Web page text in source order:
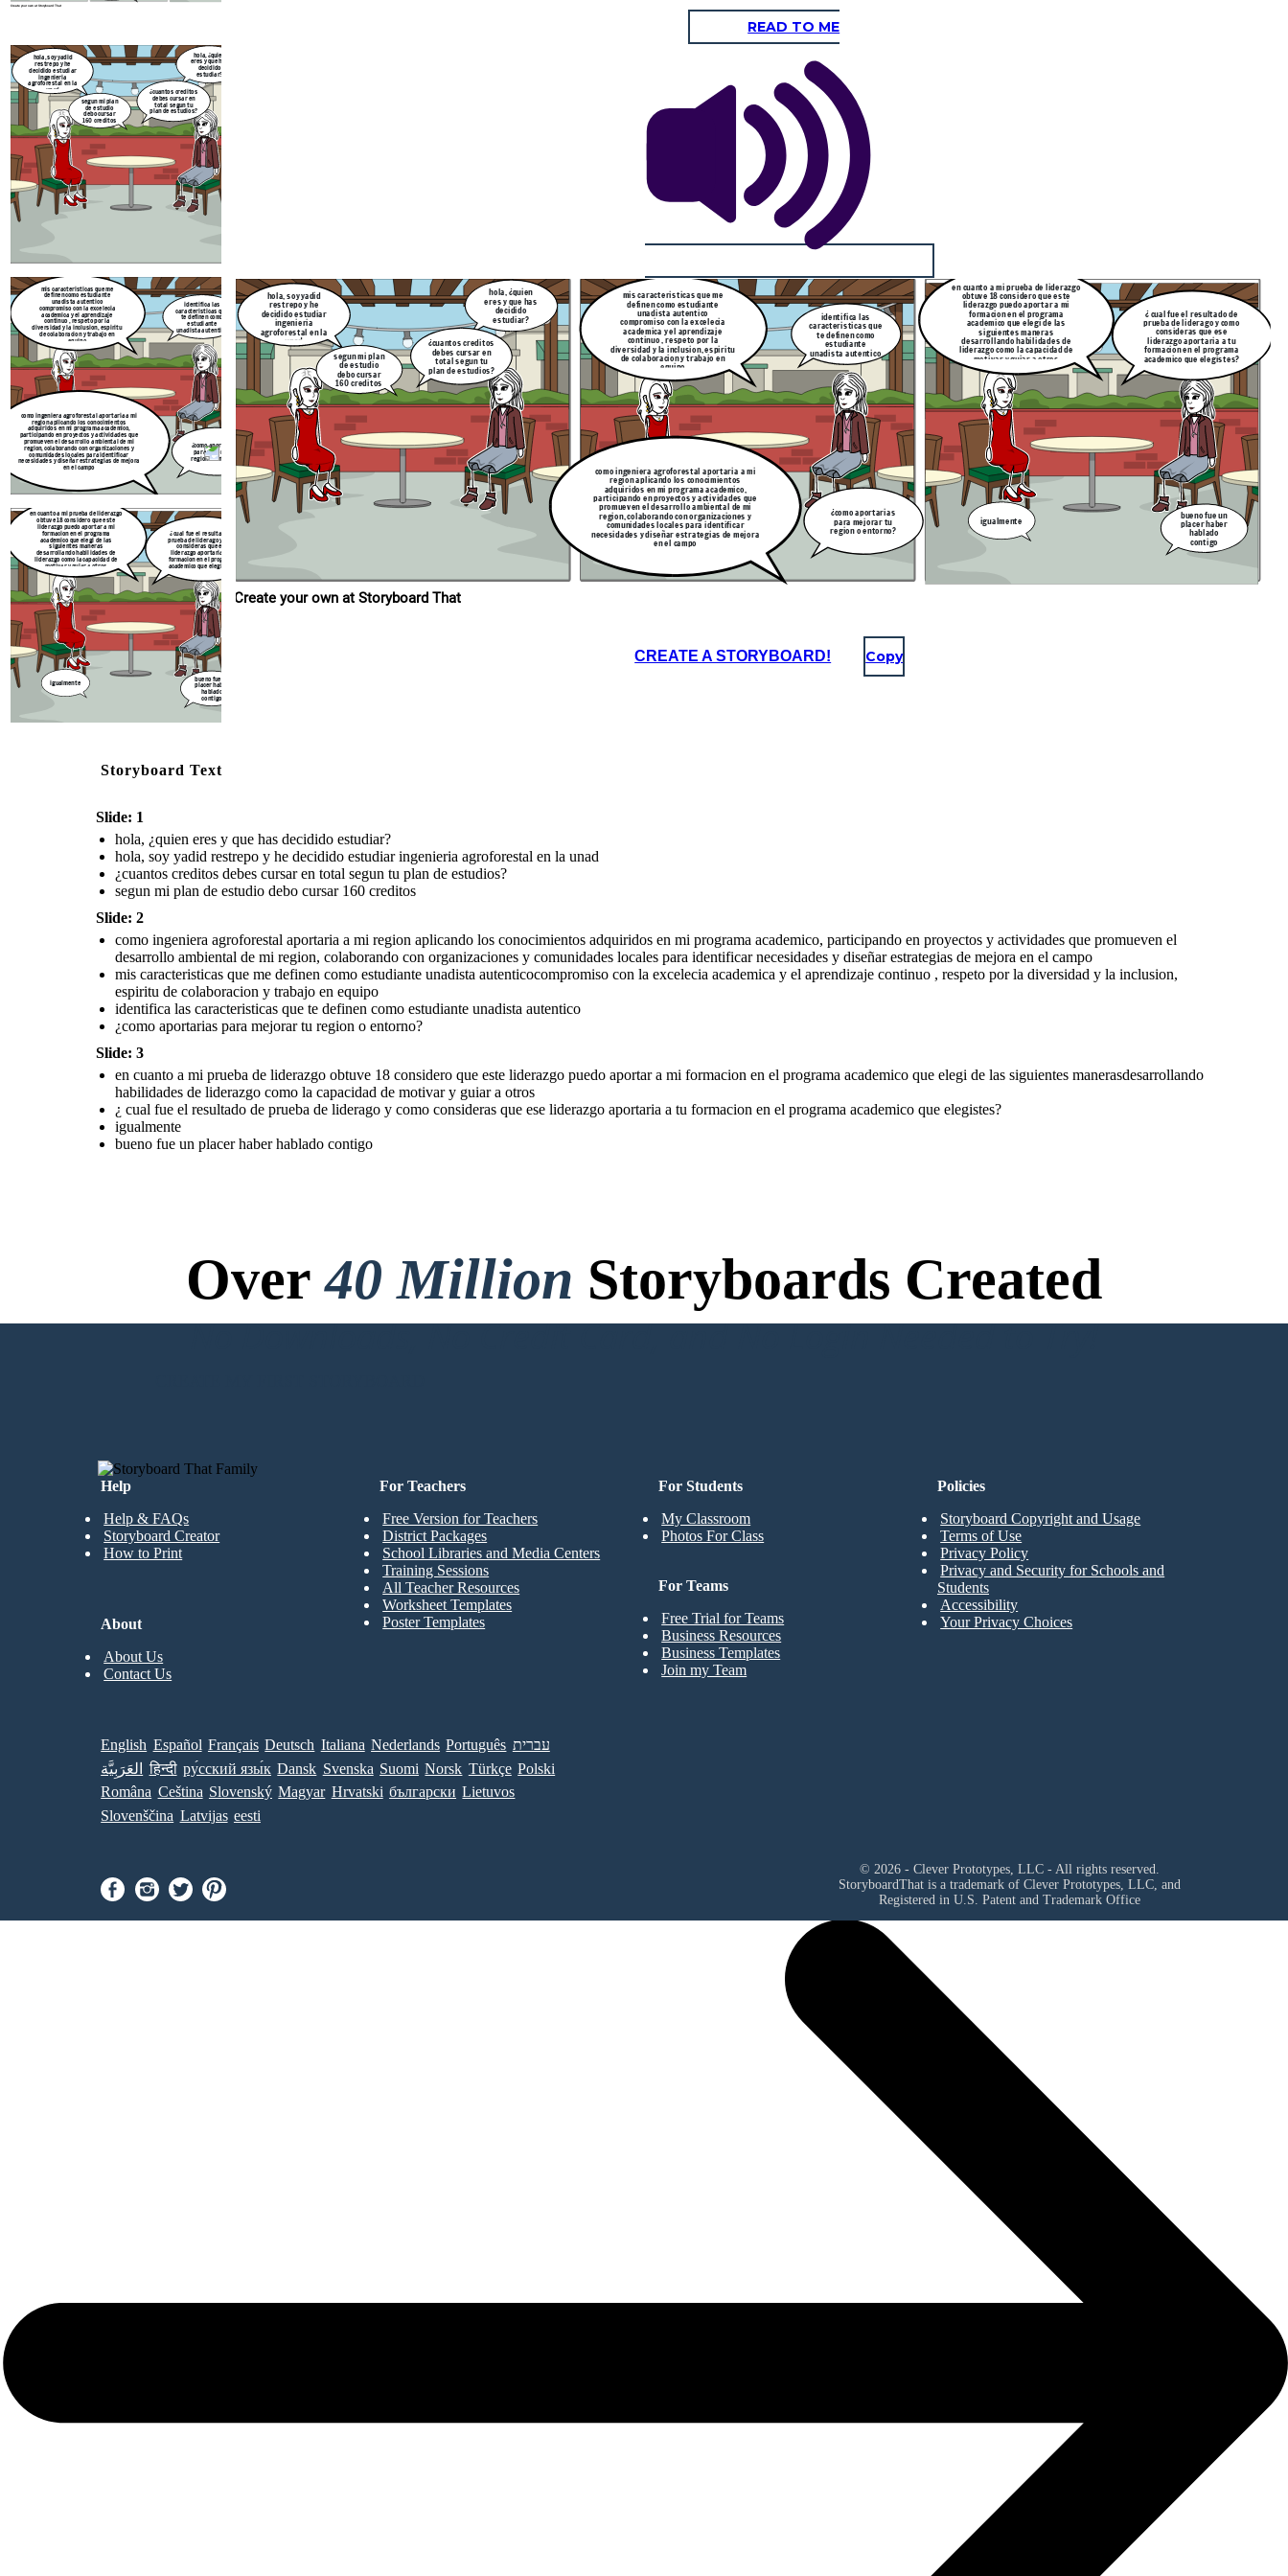
Create your own at Storyboard That
Create your own at Storyboard That
hola, soy yadid
restrepo y he
decidido estudiar
ingenieria
agroforestal en la
unad
segun mi plan
de estudio
debo cursar
160 creditos
hola, ¿quien
eres y que has
decidido
estudiar?
¿cuantos creditos
debes cursar en
total segun tu
plan de estudios?
liderazgo aportaria a tu
formacion en el programa
academico que elegistes?
bueno fue un
placer haber
mis caracteristicas que me
definen como estudiante
unadista autentico
compromiso con la excelecia
academica y el aprendizaje
continuo , respeto por la
diversidad y la inclusion, espiritu
de colaboracion y trabajo en
equipo
identifica las
caracteristicas que
te definen como
estudiante
unadista autentico
¿como aportarias
para mejorar tu
region o entorno?
como ingeniera agroforestal aportaria a mi
region aplicando los conocimientos
adquiridos en mi programa academico,
participando en proyectos y actividades que
promueven el desarrollo ambiental de mi
region, colaborando con organizaciones y
comunidades locales para identificar
necesidades y diseñar estrategias de mejora
en el campo
¿ cual fue el resultado de
prueba de liderago y como
consideras que ese
liderazgo aportaria a tu
formacion en el programa
academico que elegistes?
en cuanto a mi prueba de liderazgo
obtuve 18 considero que este
liderazgo puedo aportar a mi
formacion en el programa
academico que elegi de las
siguientes maneras
desarrollando habilidades de
liderazgo como la capacidad de
motivar y guiar a otros
bueno fue un
placer haber
hablado
contigo
igualmente
¿ cual fue el resultado de
prueba de liderago y como
consideras que ese
liderazgo aportaria a tu
formacion en el programa
academico que elegistes?
en cuanto a mi prueba de liderazgo
obtuve 18 considero que este
liderazgo puedo aportar a mi
formacion en el programa
academico que elegi de las
siguientes maneras
desarrollando habilidades de
liderazgo como la capacidad de
motivar y guiar a otros
bueno fue un
placer haber
hablado
contigo
igualmente
READ TO ME
Create your own at Storyboard That
hola, soy yadid
restrepo y he
decidido estudiar
ingenieria
agroforestal en la
unad
segun mi plan
de estudio
debo cursar
160 creditos
hola, ¿quien
eres y que has
decidido
estudiar?
¿cuantos creditos
debes cursar en
total segun tu
plan de estudios?
mis caracteristicas que me
definen como estudiante
unadista autentico
compromiso con la excelecia
academica y el aprendizaje
continuo , respeto por la
diversidad y la inclusion, espiritu
de colaboracion y trabajo en
equipo
identifica las
caracteristicas que
te definen como
estudiante
unadista autentico
¿como aportarias
para mejorar tu
region o entorno?
como ingeniera agroforestal aportaria a mi
region aplicando los conocimientos
adquiridos en mi programa academico,
participando en proyectos y actividades que
promueven el desarrollo ambiental de mi
region, colaborando con organizaciones y
comunidades locales para identificar
necesidades y diseñar estrategias de mejora
en el campo
¿ cual fue el resultado de
prueba de liderago y como
consideras que ese
liderazgo aportaria a tu
formacion en el programa
academico que elegistes?
en cuanto a mi prueba de liderazgo
obtuve 18 considero que este
liderazgo puedo aportar a mi
formacion en el programa
academico que elegi de las
siguientes maneras
desarrollando habilidades de
liderazgo como la capacidad de
motivar y guiar a otros
bueno fue un
placer haber
hablado
contigo
igualmente
CREATE A STORYBOARD! Copy
Storyboard Text
Slide: 1
hola, ¿quien eres y que has decidido estudiar?
hola, soy yadid restrepo y he decidido estudiar ingenieria agroforestal en la unad
¿cuantos creditos debes cursar en total segun tu plan de estudios?
segun mi plan de estudio debo cursar 160 creditos
Slide: 2
como ingeniera agroforestal aportaria a mi region aplicando los conocimientos adquiridos en mi programa academico, participando en proyectos y actividades que promueven el
desarrollo ambiental de mi region, colaborando con organizaciones y comunidades locales para identificar necesidades y diseñar estrategias de mejora en el campo
mis caracteristicas que me definen como estudiante unadista autenticocompromiso con la excelecia academica y el aprendizaje continuo , respeto por la diversidad y la inclusion,
espiritu de colaboracion y trabajo en equipo
identifica las caracteristicas que te definen como estudiante unadista autentico
¿como aportarias para mejorar tu region o entorno?
Slide: 3
en cuanto a mi prueba de liderazgo obtuve 18 considero que este liderazgo puedo aportar a mi formacion en el programa academico que elegi de las siguientes manerasdesarrollando
habilidades de liderazgo como la capacidad de motivar y guiar a otros
¿ cual fue el resultado de prueba de liderago y como consideras que ese liderazgo aportaria a tu formacion en el programa academico que elegistes?
igualmente
bueno fue un placer haber hablado contigo
Over40 Million Storyboards Created
No Downloads, No Credit Card, and No Login Needed to Try!
Help
Help & FAQs
Storyboard Creator
How to Print
For Students
My Classroom
Photos For Class
For Teachers
Free Version for Teachers
District Packages
School Libraries and Media Centers
Training Sessions
All Teacher Resources
Worksheet Templates
Poster Templates
For Teams
Free Trial for Teams
Business Resources
Business Templates
Join my Team
About
About Us
Contact Us
Policies
Storyboard Copyright and Usage
Terms of Use
Privacy Policy
Privacy and Security for Schools and
Students
Accessibility
Your Privacy Choices
English Español Français Deutsch Italiana Nederlands Português עברית
العَرَبِيَّة
हिन्दी ру́сский язы́к Dansk Svenska Suomi Norsk Türkçe Polski
Româna Ceština Slovenský Magyar Hrvatski български Lietuvos
Slovenščina Latvijas eesti
© 2026 - Clever Prototypes, LLC - All rights reserved.
StoryboardThat is a trademark of Clever Prototypes, LLC, and
Registered in U.S. Patent and Trademark Office